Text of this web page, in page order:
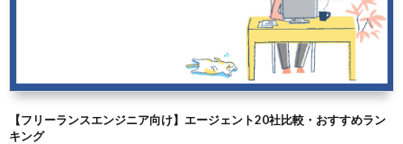
【フリーランスエンジニア向け】エージェント20社比較・おすすめラン
キング